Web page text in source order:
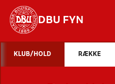
DBU FYN
KLUB/HOLD RÆKKE